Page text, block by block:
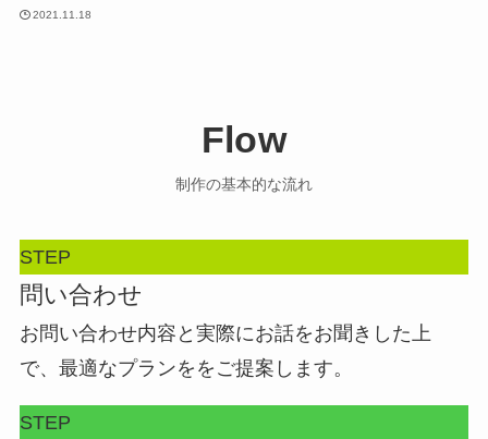
2021.11.18
Flow
制作の基本的な流れ
STEP
問い合わせ
お問い合わせ内容と実際にお話をお聞きした上
で、最適なプランををご提案します。
STEP